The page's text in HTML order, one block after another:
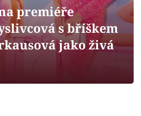
Karlovy Vary
premiéře
s bříškem
jako živá